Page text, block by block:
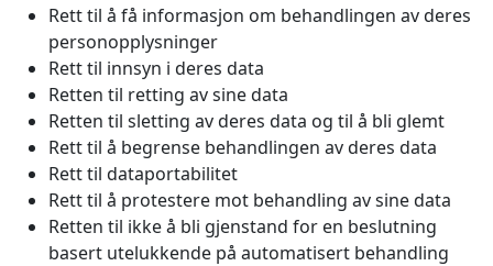
Rett til å få informasjon om behandlingen av deres
personopplysninger
Rett til innsyn i deres data
Retten til retting av sine data
Retten til sletting av deres data og til å bli glemt
Rett til å begrense behandlingen av deres data
Rett til dataportabilitet
Rett til å protestere mot behandling av sine data
Retten til ikke å bli gjenstand for en beslutning
basert utelukkende på automatisert behandling